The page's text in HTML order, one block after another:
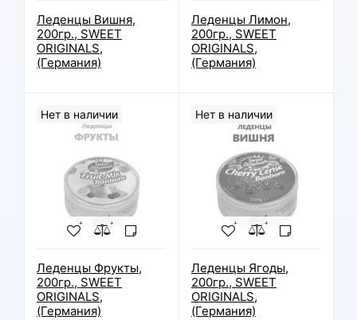
Леденцы Вишня,
200гр., SWEET
ORIGINALS,
(Германия)
Леденцы Лимон,
200гр., SWEET
ORIGINALS,
(Германия)
Нет в наличии
Леденцы Фрукты,
200гр., SWEET
ORIGINALS,
(Германия)
Нет в наличии
Леденцы Ягоды,
200гр., SWEET
ORIGINALS,
(Германия)